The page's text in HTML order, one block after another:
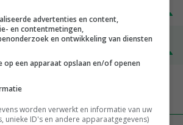
€ 197,00
advertenties en content,
en contentmetingen,
en ontwikkeling van diensten
op een apparaat opslaan en/of openen
worden verwerkt en informatie van uw
unieke ID's en andere apparaatgegevens)